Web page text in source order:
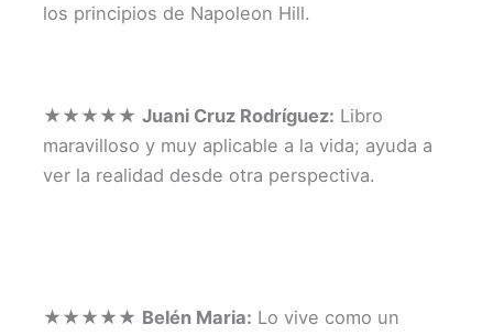
los principios de Napoleon Hill.
★★★★★Juani Cruz Rodríguez: Libro
maravilloso y muy aplicable a la vida; ayuda a
ver la realidad desde otra perspectiva.
★★★★★ Belén Maria: Lo vive como un